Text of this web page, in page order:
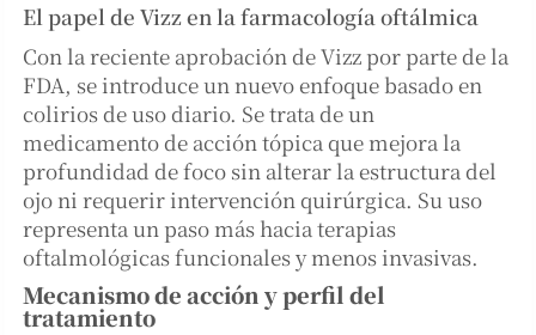
El papel de Vizz en la farmacología oftálmica
Con la reciente aprobación de Vizz por parte de la
FDA, se introduce un nuevo enfoque basado en
colirios de uso diario. Se trata de un
medicamento de acción tópica que mejora la
profundidad de foco sin alterar la estructura del
ojo ni requerir intervención quirúrgica. Su uso
representa un paso más hacia terapias
oftalmológicas funcionales y menos invasivas.
Mecanismo de acción y perfil del
tratamiento